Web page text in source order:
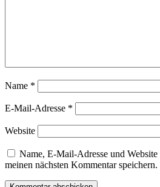
Name *
E-Mail-Adresse *
Website
Name, E-Mail-Adresse und
meinen nächsten Kommentar speichern.